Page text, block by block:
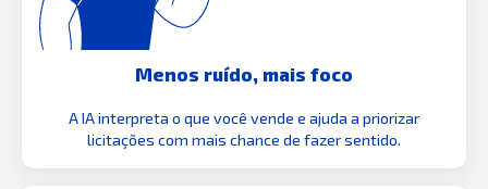
Menos ruído, mais foco
A IA interpreta o que você vende e ajuda a priorizar
licitações com mais chance de fazer sentido.